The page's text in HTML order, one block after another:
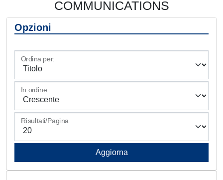
COMMUNICATIONS
Opzioni
Ordina per:
In ordine:
Risultati/Pagina